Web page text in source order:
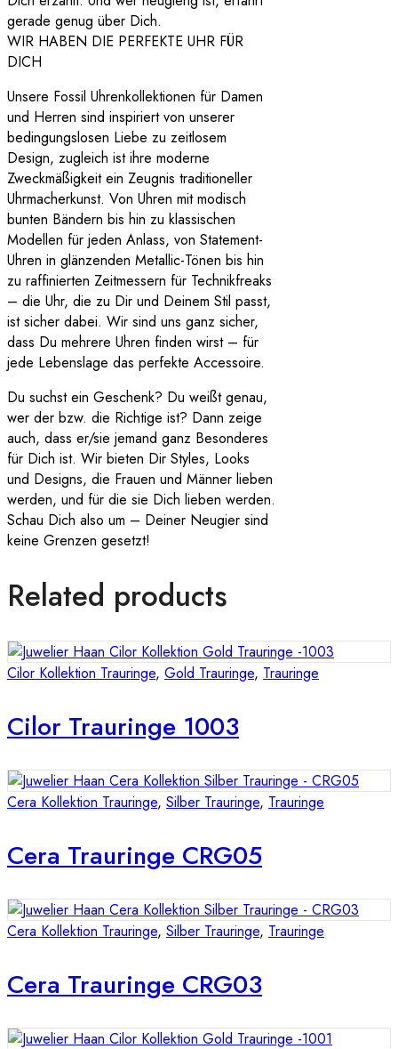
gerade genug über Dich.
WIR HABEN DIE PERFEKTE UHR FÜR
DICH
Unsere Fossil Uhrenkollektionen für Damen
und Herren sind inspiriert von unserer
bedingungslosen Liebe zu zeitlosem
Design, zugleich ist ihre moderne
Zweckmäßigkeit ein Zeugnis traditioneller
Uhrmacherkunst. Von Uhren mit modisch
bunten Bändern bis hin zu klassischen
Modellen für jeden Anlass, von Statement-
Uhren in glänzenden Metallic-Tönen bis hin
zu raffinierten Zeitmessern für Technikfreaks
– die Uhr, die zu Dir und Deinem Stil passt,
ist sicher dabei. Wir sind uns ganz sicher,
dass Du mehrere Uhren finden wirst – für
jede Lebenslage das perfekte Accessoire.
Du suchst ein Geschenk? Du weißt genau,
wer der bzw. die Richtige ist? Dann zeige
auch, dass er/sie jemand ganz Besonderes
für Dich ist. Wir bieten Dir Styles, Looks
und Designs, die Frauen und Männer lieben
werden, und für die sie Dich lieben werden.
Schau Dich also um – Deiner Neugier sind
keine Grenzen gesetzt!
Related products
Cilor Kollektion Trauringe, Gold Trauringe, Trauringe
Cilor Trauringe 1003
Cera Kollektion Trauringe, Silber Trauringe, Trauringe
Cera Trauringe CRG05
Cera Kollektion Trauringe, Silber Trauringe, Trauringe
Cera Trauringe CRG03